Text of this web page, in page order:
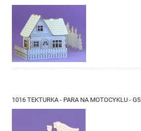
1016 TEKTURKA - PARA NA MOTOCYKLU - G5